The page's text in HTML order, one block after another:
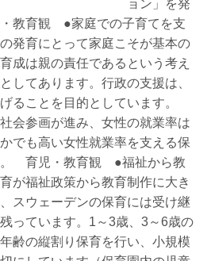
ョン」を発
教育観 ●家庭での子育てを支
発育にとって家庭こそが基本の
成は親の責任であるという考え
してあります。行政の支援は、
ることを目的としています。
会参画が進み、女性の就業率は
でも高い女性就業率を支える保
。 育児・教育観 ●福祉から教
が福祉政策から教育制作に大き
スウェーデンの保育には受け継
っています。1～3歳、3～6歳の
齢の縦割り保育を行い、小規模